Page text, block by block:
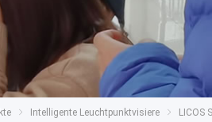
Intelligente Leuchtpunktvisiere LICOS